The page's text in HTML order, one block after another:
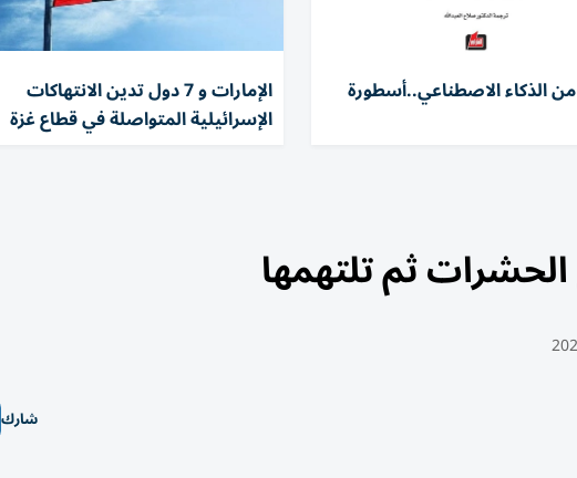
الذكاء الاصطناعي..أسطورة الإمارات و 7 دول تدين الانتهاكات
الإسرائيلية المتواصلة في قطاع غزة
ثم تلتهمها
شارك